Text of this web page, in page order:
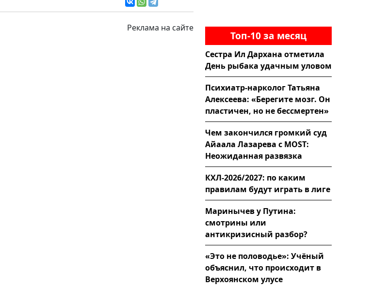
Реклама на сайте
Топ-10 за месяц
Сестра Ил Дархана отметила
День рыбака удачным уловом
Психиатр-нарколог Татьяна
Алексеева: «Берегите мозг. Он
пластичен, но не бессмертен»
Чем закончился громкий суд
Айаала Лазарева с MOST:
Неожиданная развязка
КХЛ-2026/2027: по каким
правилам будут играть в лиге
Маринычев у Путина:
смотрины или
антикризисный разбор?
«Это не половодье»: Учёный
объяснил, что происходит в
Верхоянском улусе